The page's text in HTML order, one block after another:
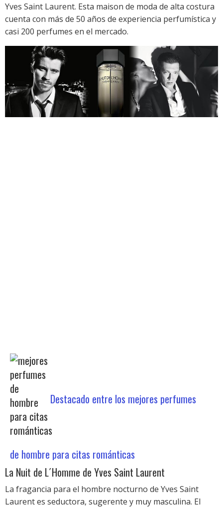
Yves Saint Laurent. Esta maison de moda de alta costura
cuenta con más de 50 años de experiencia perfumística y
casi 200 perfumes en el mercado.
Destacado entre los mejores perfumes
de hombre para citas románticas
La Nuit de L´Homme de Yves Saint Laurent
La fragancia para el hombre nocturno de Yves Saint
Laurent es seductora, sugerente y muy masculina. El